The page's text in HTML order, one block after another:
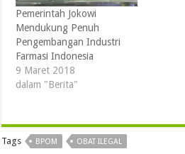
Pemerintah Jokowi
Mendukung Penuh
Pengembangan Industri
Farmasi Indonesia
9 Maret 2018
dalam "Berita"
Tags BPOM OBAT ILEGAL